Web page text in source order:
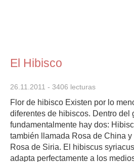
El Hibisco
26.11.2011 - 3406 lecturas
Flor de hibisco Existen por lo
diferentes de hibiscos. Dentro del
fundamentalmente hay dos:
también llamada Rosa de China
Rosa de Siria. El hibiscus
adapta perfectamente a los